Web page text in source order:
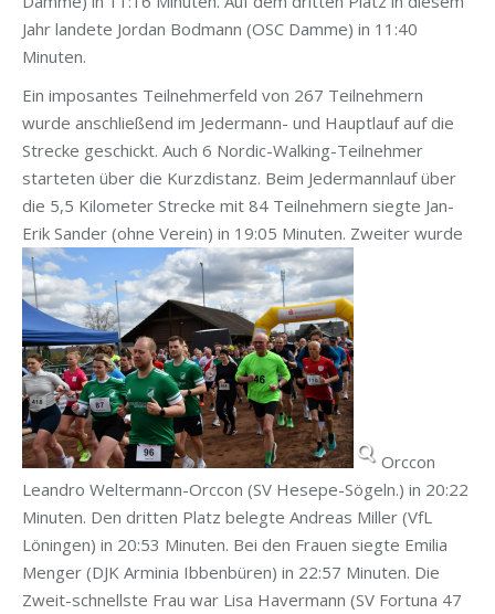
Jahr landete Jordan Bodmann (OSC Damme) in 11:40
Minuten.
Ein imposantes Teilnehmerfeld von 267 Teilnehmern
wurde anschließend im Jedermann- und Hauptlauf auf die
Strecke geschickt. Auch 6 Nordic-Walking-Teilnehmer
starteten über die Kurzdistanz. Beim Jedermannlauf über
die 5,5 Kilometer Strecke mit 84 Teilnehmern siegte Jan-
Erik Sander (ohne Verein) in 19:05 Minuten. Zweiter wurde
Orccon
Leandro Weltermann-Orccon (SV Hesepe-Sögeln.) in 20:22
Minuten. Den dritten Platz belegte Andreas Miller (VfL
Löningen) in 20:53 Minuten. Bei den Frauen siegte Emilia
Menger (DJK Arminia Ibbenbüren) in 22:57 Minuten. Die
Zweit-schnellste Frau war Lisa Havermann (SV Fortuna 47